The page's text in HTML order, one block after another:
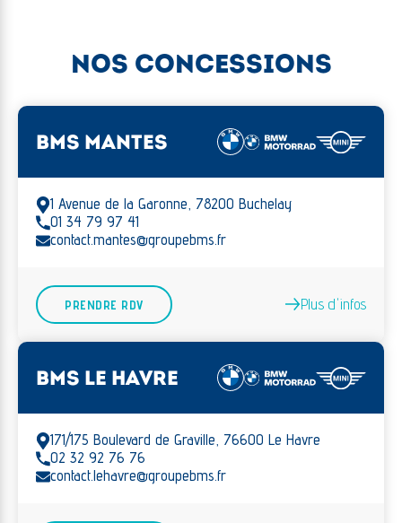
NOS CONCESSIONS
BMS MANTES
1 Avenue de la Garonne, 78200 Buchelay
01 34 79 97 41
contact.mantes@groupebms.fr
PRENDRE RDV Plus d'infos
BMS LE HAVRE
171/175 Boulevard de Graville, 76600 Le Havre
02 32 92 76 76
contact.lehavre@groupebms.fr